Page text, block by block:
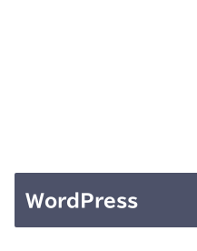
WordPress